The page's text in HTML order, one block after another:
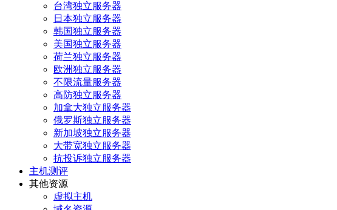
台湾独立服务器
日本独立服务器
韩国独立服务器
美国独立服务器
荷兰独立服务器
欧洲独立服务器
不限流量服务器
高防独立服务器
加拿大独立服务器
俄罗斯独立服务器
新加坡独立服务器
大带宽独立服务器
抗投诉独立服务器
主机测评
其他资源
虚拟主机